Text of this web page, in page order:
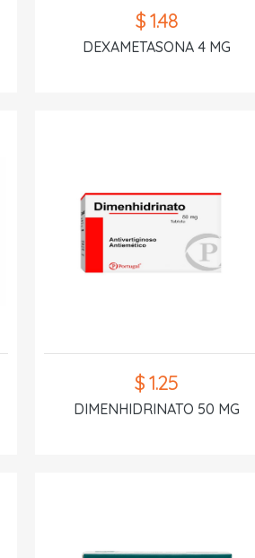
$ 1.48
DEXAMETASONA 4 MG
$ 1.25
DIMENHIDRINATO 50 MG